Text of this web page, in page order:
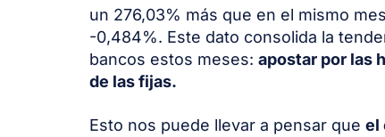
un 276,03% más que en el mismo
-0,484%. Este dato consolida la
bancos estos meses: apostar por las
de las fijas.
Esto nos puede llevar a pensar que el